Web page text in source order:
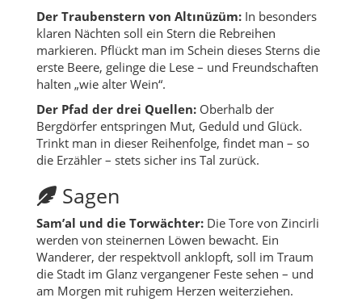
Der Traubenstern von Altınüzüm: In besonders
klaren Nächten soll ein Stern die Rebreihen
markieren. Pflückt man im Schein dieses Sterns die
erste Beere, gelinge die Lese – und Freundschaften
halten „wie alter Wein“.
Der Pfad der drei Quellen: Oberhalb der
Bergdörfer entspringen Mut, Geduld und Glück.
Trinkt man in dieser Reihenfolge, findet man – so
die Erzähler – stets sicher ins Tal zurück.
Sagen
Sam’al und die Torwächter: Die Tore von Zincirli
werden von steinernen Löwen bewacht. Ein
Wanderer, der respektvoll anklopft, soll im Traum
die Stadt im Glanz vergangener Feste sehen – und
am Morgen mit ruhigem Herzen weiterziehen.